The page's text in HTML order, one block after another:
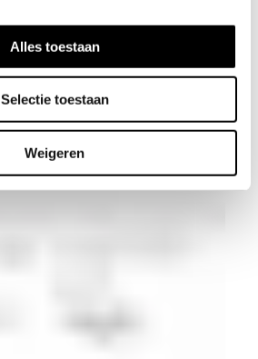
Alles toestaan
Selectie toestaan
Weigeren
32EUR